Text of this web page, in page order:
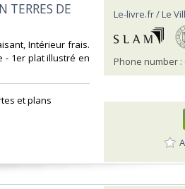
TERRES DE
Intérieur frais.
- 1er plat illustré en
et plans‎
Le-livre.fr / Le
Phone number :